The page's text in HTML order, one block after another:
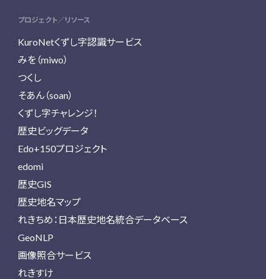
プロジェクト／リソース
KuroNetくずし字認識サービス
みを（miwo）
つくし
そあん（soan）
くずし字チャレンジ！
歴史ビッグデータ
Edo+150プロジェクト
edomi
歴史GIS
歴史地名マップ
れきちめ：日本歴史地名統合データベース
GeoNLP
画像照合サービス
れきすけ